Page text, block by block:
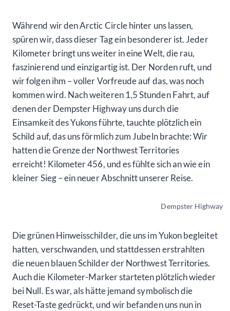
Während wir den Arctic Circle hinter uns lassen,
spüren wir, dass dieser Tag ein besonderer ist. Jeder
Kilometer bringt uns weiter in eine Welt, die rau,
faszinierend und einzigartig ist. Der Norden ruft, und
wir folgen ihm – voller Vorfreude auf das, was noch
kommen wird. Nach weiteren 1,5 Stunden Fahrt, auf
denen der Dempster Highway uns durch die
Einsamkeit des Yukons führte, tauchte plötzlich ein
Schild auf, das uns förmlich zum Jubeln brachte: Wir
hatten die Grenze der Northwest Territories
erreicht! Kilometer 456, und es fühlte sich an wie ein
kleiner Sieg – ein neuer Abschnitt unserer Reise.
Dempster Highway
Die grünen Hinweisschilder, die uns im Yukon begleitet
hatten, verschwanden, und stattdessen erstrahlten
die neuen blauen Schilder der Northwest Territories.
Auch die Kilometer-Marker starteten plötzlich wieder
bei Null. Es war, als hätte jemand symbolisch die
Reset-Taste gedrückt, und wir befanden uns nun in